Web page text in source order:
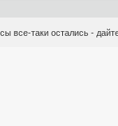
все-таки остались -